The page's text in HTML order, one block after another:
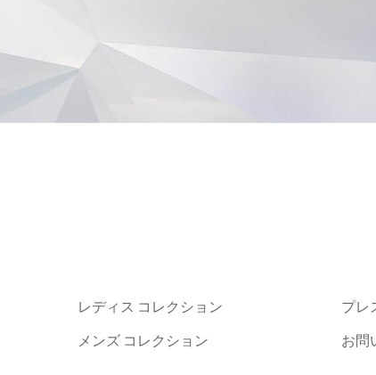
レディス コレクション
メンズ コレクション
プレ
お問